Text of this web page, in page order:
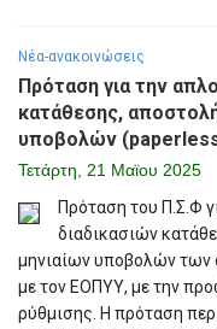
Νέα-ανακοινώσεις
Πρόταση για την
κατάθεσης,
υποβολών
Τετάρτη, 21 Μαϊου 2025
Πρόταση του Π.Σ.Φ
διαδικασιών
μηνιαίων υποβολών
με τον ΕΟΠΥΥ, με την
ρύθμισης. Η πρόταση